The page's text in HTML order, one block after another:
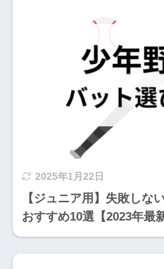
2025年1月22日
【ジュニア用】失敗しな
おすすめ10選【2023年最